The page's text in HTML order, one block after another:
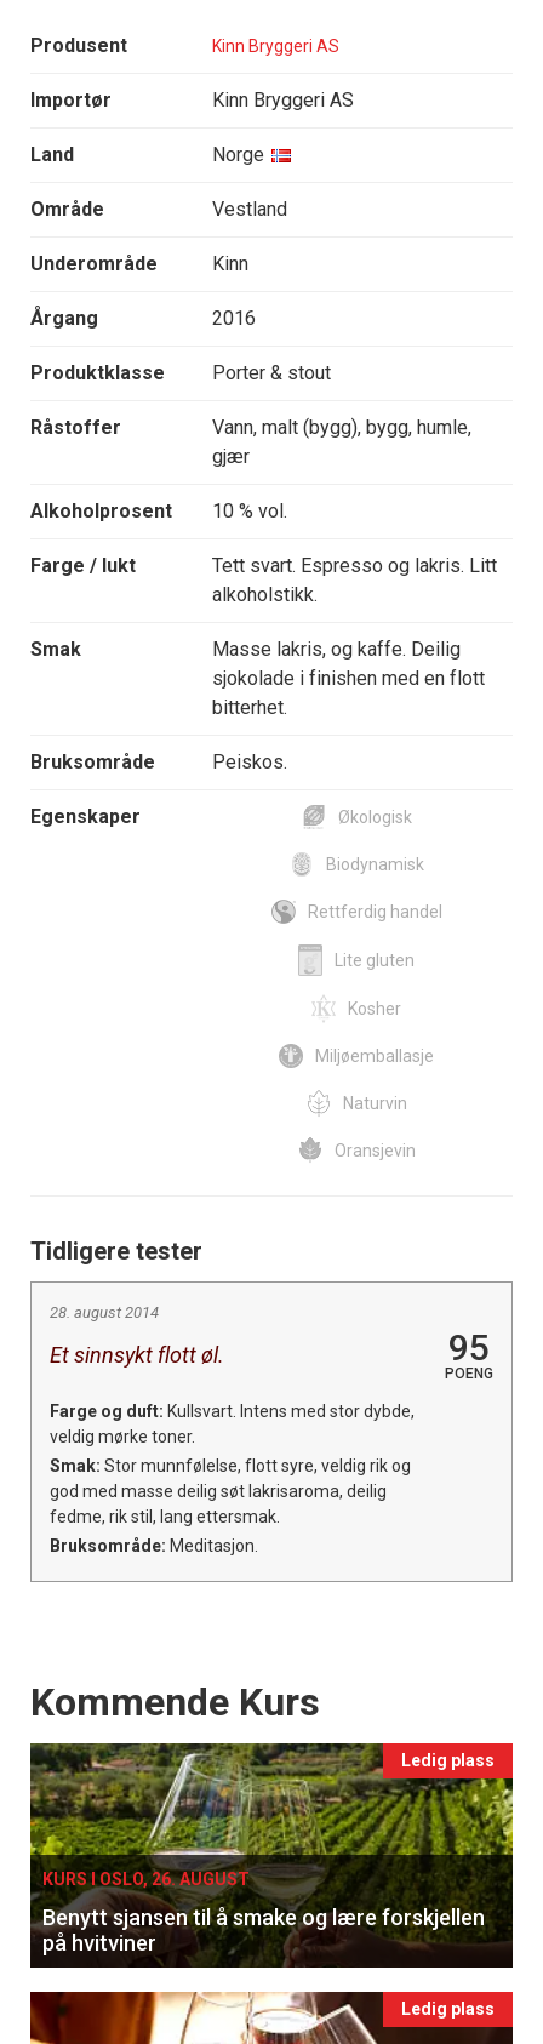
Produsent Kinn Bryggeri AS
Importør Kinn Bryggeri AS
Land Norge
Område Vestland
Underområde Kinn
Årgang 2016
Produktklasse Porter & stout
Råstoffer
Vann, malt (bygg), bygg, humle,
gjær
Alkoholprosent 10 % vol.
Farge / lukt
Tett svart. Espresso og lakris. Litt
alkoholstikk.
Smak
Masse lakris, og kaffe. Deilig
sjokolade i finishen med en flott
bitterhet.
Bruksområde Peiskos.
Egenskaper Økologisk
Biodynamisk
Rettferdig handel
Lite gluten
Kosher
Miljøemballasje
Naturvin
Oransjevin
Tidligere tester
28. august 2014
Et sinnsykt flott øl. 95
POENG
Farge og duft: Kullsvart. Intens med stor dybde,
veldig mørke toner.
Smak: Stor munnfølelse, flott syre, veldig rik og
god med masse deilig søt lakrisaroma, deilig
fedme, rik stil, lang ettersmak.
Bruksområde: Meditasjon.
Events
Kommende Kurs
Ledig plass
KURS I OSLO, 26. AUGUST
Benytt sjansen til å smake og lære forskjellen
på hvitviner
Ledig plass